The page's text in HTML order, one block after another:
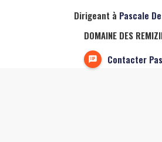
Dirigeant à Pascale
DOMAINE DES
Contacter